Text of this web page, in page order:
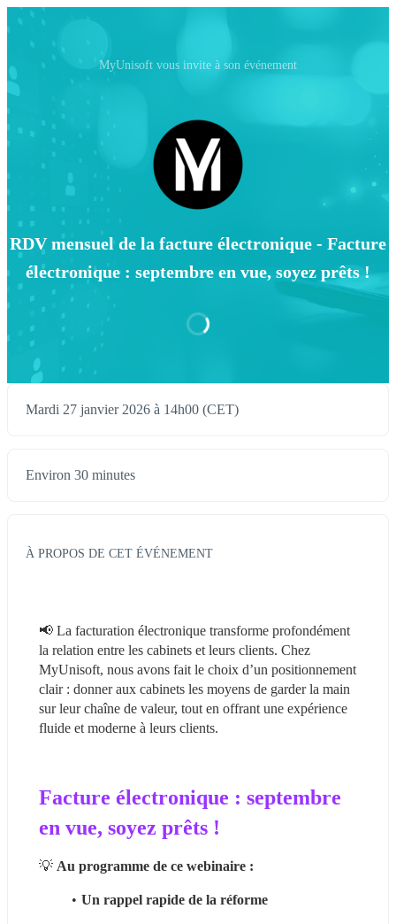
MyUnisoft vous invite à son événement
RDV mensuel de la facture électronique - Facture
électronique : septembre en vue, soyez prêts !
Mardi 27 janvier 2026 à 14h00 (CET)
Environ 30 minutes
À PROPOS DE CET ÉVÉNEMENT
📢 La facturation électronique transforme profondément
la relation entre les cabinets et leurs clients. Chez
MyUnisoft, nous avons fait le choix d’un positionnement
clair : donner aux cabinets les moyens de garder la main
sur leur chaîne de valeur, tout en offrant une expérience
fluide et moderne à leurs clients.
Facture électronique : septembre
en vue, soyez prêts !
💡 Au programme de ce webinaire :
Un rappel rapide de la réforme